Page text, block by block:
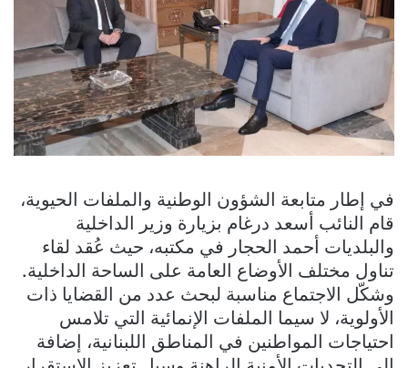
في إطار متابعة الشؤون الوطنية والملفات الحيوية،
قام النائب أسعد درغام بزيارة وزير الداخلية
والبلديات أحمد الحجار في مكتبه، حيث عُقد لقاء
تناول مختلف الأوضاع العامة على الساحة الداخلية.
وشكّل الاجتماع مناسبة لبحث عدد من القضايا ذات
الأولوية، لا سيما الملفات الإنمائية التي تلامس
احتياجات المواطنين في المناطق اللبنانية، إضافة